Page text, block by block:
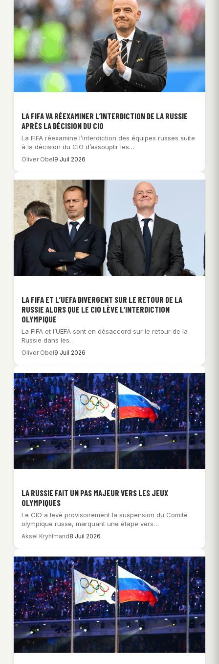
LA FIFA VA RÉEXAMINER L’INTERDICTION DE LA RUSSIE
APRÈS LA DÉCISION DU CIO
La FIFA réexamine l’interdiction des équipes russes suite
à la décision du CIO d’assouplir les…
Oliver Obel9 Juil 2026
LA FIFA ET L’UEFA DIVERGENT SUR LE RETOUR DE LA
RUSSIE ALORS QUE LE CIO LÈVE L’INTERDICTION
OLYMPIQUE
La FIFA et l’UEFA sont en désaccord sur le retour de la
Russie dans les…
Oliver Obel9 Juil 2026
LA RUSSIE FAIT UN PAS MAJEUR VERS LES JEUX
OLYMPIQUES
Le CIO a levé provisoirement la suspension du Comité
olympique russe, marquant une étape vers…
Aksel Kryhlmand8 Juil 2026